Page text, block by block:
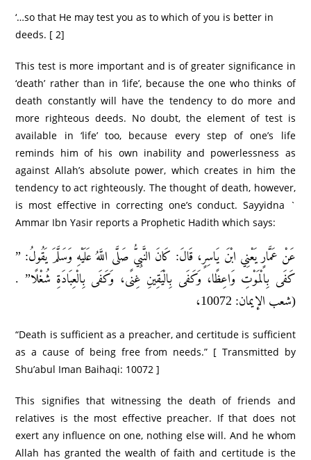
‘…so that He may test you as to which of you is better in
deeds. [ 2]
This test is more important and is of greater significance in
‘death’ rather than in ‘life’, because the one who thinks of
death constantly will have the tendency to do more and
more righteous deeds. No doubt, the element of test is
available in ‘life’ too, because every step of one’s life
reminds him of his own inability and powerlessness as
against Allah’s absolute power, which creates in him the
tendency to act righteously. The thought of death, however,
is most effective in correcting one’s conduct. Sayyidna `
Ammar Ibn Yasir reports a Prophetic Hadith which says:
عَنْ عَمَّارٍ يَعْنِي ابْنَ يَاسِرٍ، قَالَ: كَانَ النَّبِيُّ صَلَّى اللَّهُ عَلَيْهِ وَسَلَّمَ يَقُولُ: ”
كَفَى بِالْمَوْتِ وَاعِظًا، وَكَفَى بِالْيَقِينِ غِنًى، وَكَفَى بِالْعِبَادَةِ شُغْلًا” .
(شعب الإيمان: 10072،
“Death is sufficient as a preacher, and certitude is sufficient
as a cause of being free from needs.” [ Transmitted by
Shu’abul Iman Baihaqi: 10072 ]
This signifies that witnessing the death of friends and
relatives is the most effective preacher. If that does not
exert any influence on one, nothing else will. And he whom
Allah has granted the wealth of faith and certitude is the